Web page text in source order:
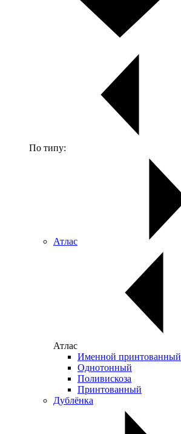
По типу:
Атлас
Атлас
Именной принтованный
Однотонный
Поливискоза
Принтованный
Дублёнка